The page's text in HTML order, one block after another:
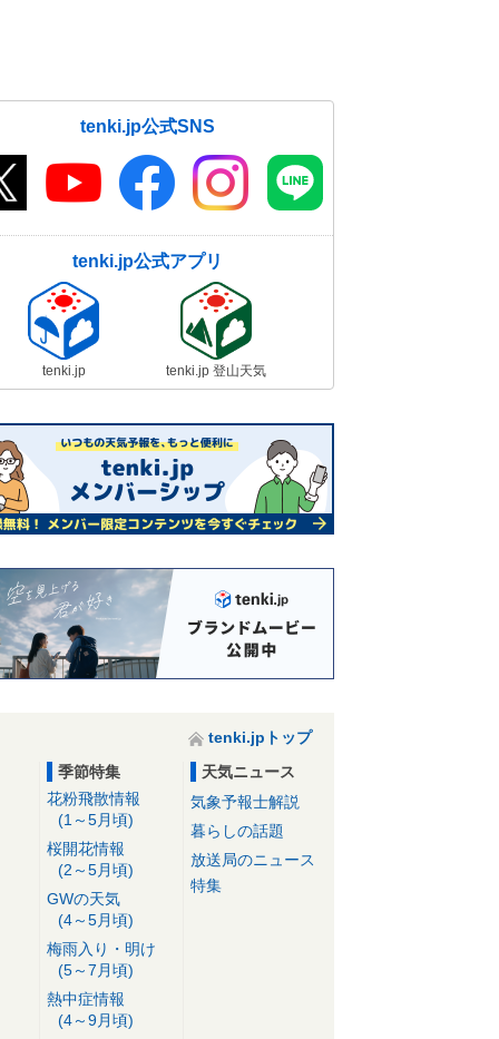
tenki.jp公式SNS
tenki.jp公式アプリ
tenki.jp tenki.jp 登山天気
tenki.jpトップ
季節特集
花粉飛散情報
(1～5月頃)
桜開花情報
(2～5月頃)
GWの天気
(4～5月頃)
梅雨入り・明け
(5～7月頃)
熱中症情報
(4～9月頃)
天気ニュース
気象予報士解説
暮らしの話題
放送局のニュース
特集